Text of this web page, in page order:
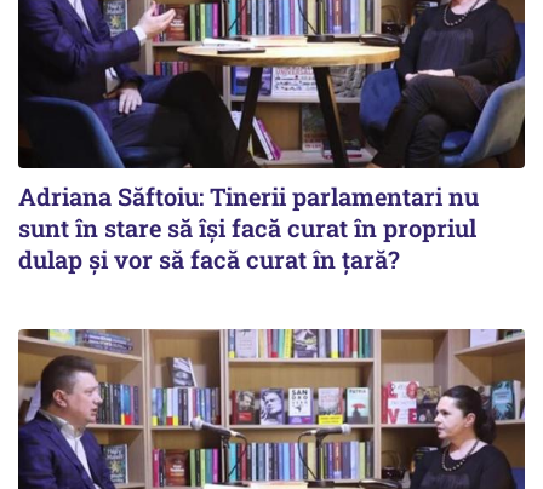
Adriana Săftoiu: Tinerii parlamentari nu
sunt în stare să își facă curat în propriul
dulap și vor să facă curat în țară?